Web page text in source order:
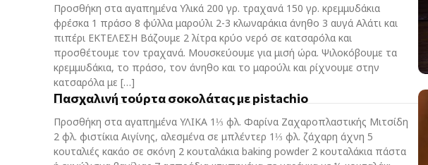
Προσθήκη στα αγαπημένα Υλικά 200 γρ. τραχανά 150 γρ. κρεμμυδάκια
φρέσκα 1 πράσο 8 φύλλα μαρούλι 2-3 κλωναράκια άνηθο 3 αυγά Αλάτι και
πιπέρι ΕΚΤΕΛΕΣΗ Βάζουμε 2 λίτρα κρύο νερό σε κατσαρόλα και
προσθέτουμε τον τραχανά. Μουσκεύουμε για μισή ώρα. Ψιλοκόβουμε τα
κρεμμυδάκια, το πράσο, τον άνηθο και το μαρούλι και ρίχνουμε στην
κατσαρόλα με […]
Πασχαλινή τούρτα σοκολάτας με pistachio
Προσθήκη στα αγαπημένα ΥΛΙΚΑ 1⅓ φλ. Φαρίνα Ζαχαροπλαστικής Μιτσίδη
2 φλ. φιστίκια Αιγίνης, αλεσμένα σε μπλέντερ 1⅓ φλ. ζάχαρη άχνη 5
κουταλιές κακάο σε σκόνη 2 κουταλάκια baking powder 2 κουταλάκια πάστα